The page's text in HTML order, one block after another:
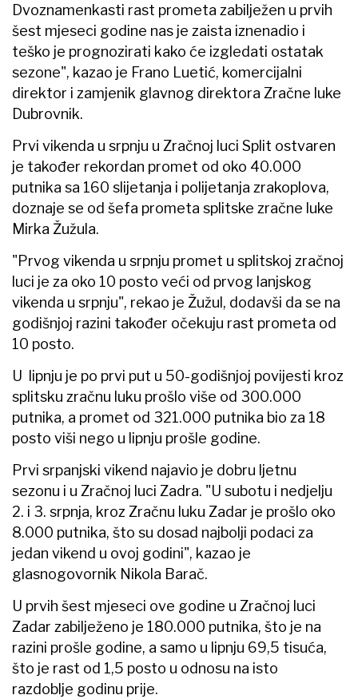
Dvoznamenkasti rast prometa zabilježen u prvih
šest mjeseci godine nas je zaista iznenadio i
teško je prognozirati kako će izgledati ostatak
sezone", kazao je Frano Luetić, komercijalni
direktor i zamjenik glavnog direktora Zračne luke
Dubrovnik.
Prvi vikenda u srpnju u Zračnoj luci Split ostvaren
je također rekordan promet od oko 40.000
putnika sa 160 slijetanja i polijetanja zrakoplova,
doznaje se od šefa prometa splitske zračne luke
Mirka Žužula.
"Prvog vikenda u srpnju promet u splitskoj zračnoj
luci je za oko 10 posto veći od prvog lanjskog
vikenda u srpnju", rekao je Žužul, dodavši da se na
godišnjoj razini također očekuju rast prometa od
10 posto.
U lipnju je po prvi put u 50-godišnjoj povijesti kroz
splitsku zračnu luku prošlo više od 300.000
putnika, a promet od 321.000 putnika bio za 18
posto viši nego u lipnju prošle godine.
Prvi srpanjski vikend najavio je dobru ljetnu
sezonu i u Zračnoj luci Zadra. "U subotu i nedjelju
2. i 3. srpnja, kroz Zračnu luku Zadar je prošlo oko
8.000 putnika, što su dosad najbolji podaci za
jedan vikend u ovoj godini", kazao je
glasnogovornik Nikola Barač.
U prvih šest mjeseci ove godine u Zračnoj luci
Zadar zabilježeno je 180.000 putnika, što je na
razini prošle godine, a samo u lipnju 69,5 tisuća,
što je rast od 1,5 posto u odnosu na isto
razdoblje godinu prije.